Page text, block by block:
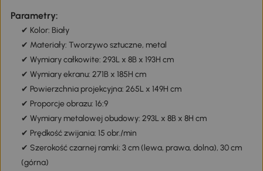
Parametry:
✔ Kolor: Biały
✔ Materiały: Tworzywo sztuczne, metal
✔ Wymiary całkowite: 293L x 8B x 193H cm
✔ Wymiary ekranu: 271B x 185H cm
✔ Powierzchnia projekcyjna: 265L x 149H cm
✔ Proporcje obrazu: 16:9
✔ Wymiary metalowej obudowy: 293L x 8B x 8H cm
✔ Prędkość zwijania: 15 obr./min
✔ Szerokość czarnej ramki: 3 cm (lewa, prawa, dolna), 30 cm
(górna)